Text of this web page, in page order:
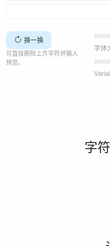
换一换
可直接删除上方字符并输入
预览。
字体
字